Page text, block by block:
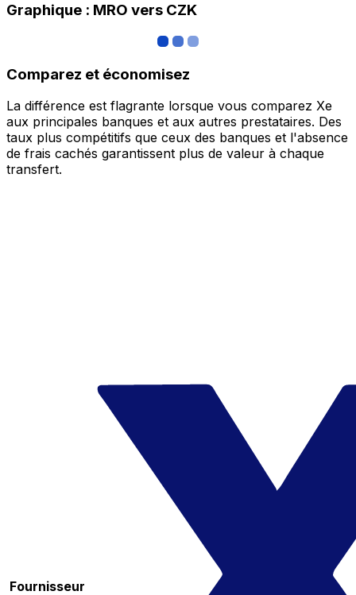
Graphique : MRO vers CZK
Comparez et économisez
La différence est flagrante lorsque vous comparez Xe
aux principales banques et aux autres prestataires. Des
taux plus compétitifs que ceux des banques et l'absence
de frais cachés garantissent plus de valeur à chaque
transfert.
Fournisseur